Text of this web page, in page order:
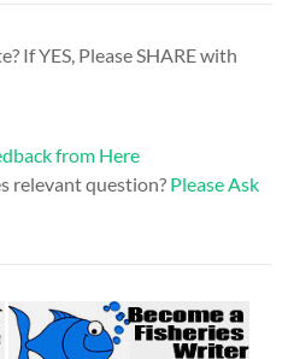
If YES, Please SHARE with
from Here
relevant question? Please Ask